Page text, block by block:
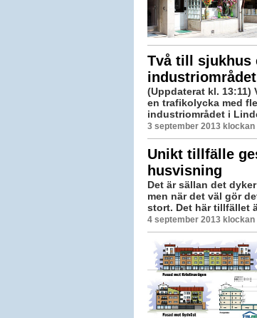
Två till sjukhus
industriområdet
(Uppdaterat kl.
en trafikolycka med
industriområdet i
3 september 2013
Unikt tillfälle
husvisning
Det är sällan det
men när det väl gör
stort. Det här tillfället
4 september 2013